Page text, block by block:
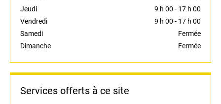
Jeudi
9 h 00 - 17 h 00
Vendredi
9 h 00 - 17 h 00
Samedi
Fermée
Dimanche
Fermée
Services offerts à ce site